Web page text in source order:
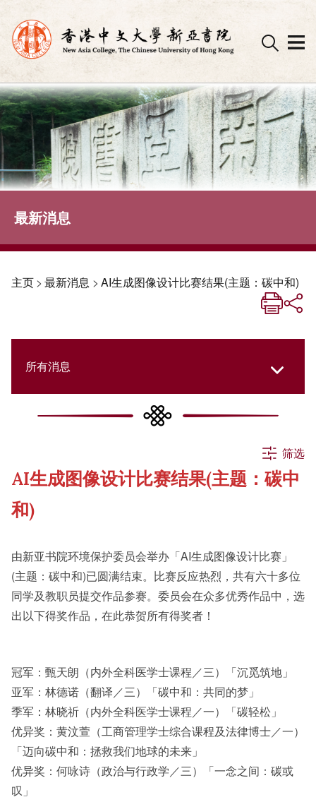
Skip
to
content
最新消息
主页> 最新消息 > AI生成图像设计比赛结果(主题：碳中和)
所有消息
所有消息
活动
公告
筛选
AI生成图像设计比赛结果(主题：碳中
和)
由新亚书院环境保护委员会举办「AI生成图像设计比赛」
(主题：碳中和)已圆满结束。比赛反应热烈，共有六十多位
同学及教职员提交作品参赛。委员会在众多优秀作品中，选
出以下得奖作品，在此恭贺所有得奖者！
冠军：甄天朗（内外全科医学士课程／三）「沉觅筑地」
亚军：林德诺（翻译／三）「碳中和：共同的梦」
季军：林晓祈（内外全科医学士课程／一）「碳轻松」
优异奖：黄汶萱（工商管理学士综合课程及法律博士／一）
「迈向碳中和：拯救我们地球的未来」
优异奖：何咏诗（政治与行政学／三）「一念之间：碳或
叹」